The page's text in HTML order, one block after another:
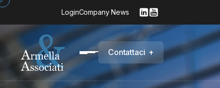
LoginCompany News
Contattaci +